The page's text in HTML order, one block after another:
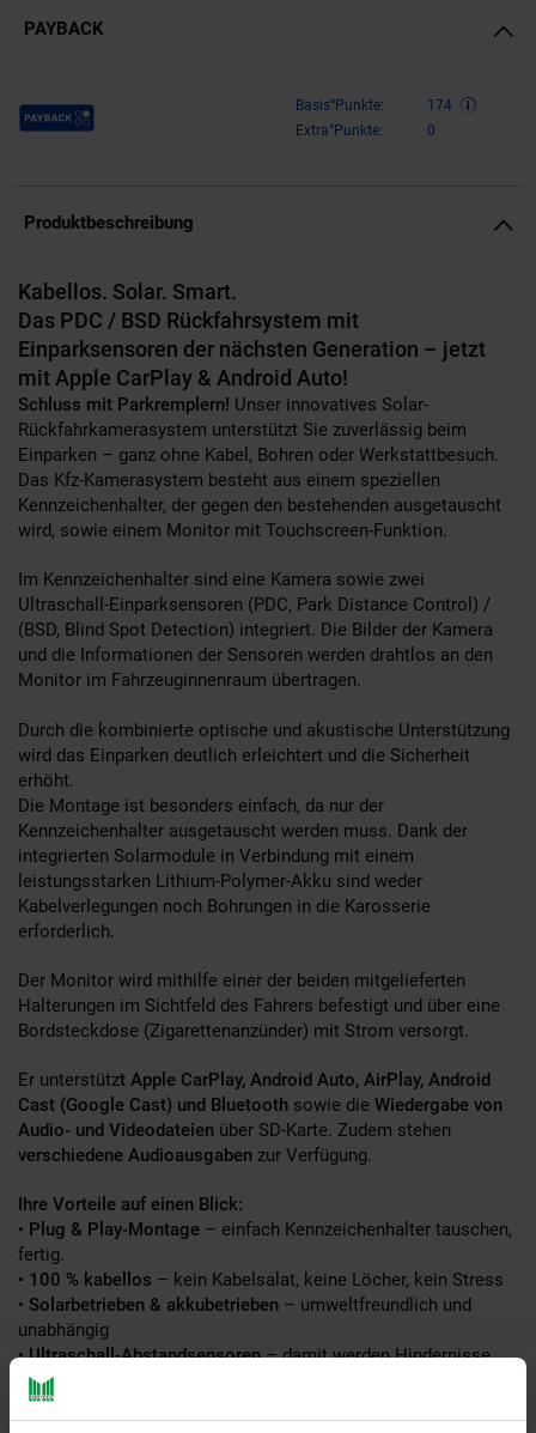
PAYBACK
Payback Punkte Basis°Punkte:
174
Extra°Punkte:
0
Produktbeschreibung
Kabellos. Solar. Smart.
Das PDC / BSD Rückfahrsystem mit
Einparksensoren der nächsten Generation – jetzt
mit Apple CarPlay & Android Auto!
Schluss mit Parkremplern! Unser innovatives Solar-
Rückfahrkamerasystem unterstützt Sie zuverlässig beim
Einparken – ganz ohne Kabel, Bohren oder Werkstattbesuch.
Das Kfz-Kamerasystem besteht aus einem speziellen
Kennzeichenhalter, der gegen den bestehenden ausgetauscht
wird, sowie einem Monitor mit Touchscreen-Funktion.
Im Kennzeichenhalter sind eine Kamera sowie zwei
Ultraschall-Einparksensoren (PDC, Park Distance Control) /
(BSD, Blind Spot Detection) integriert. Die Bilder der Kamera
und die Informationen der Sensoren werden drahtlos an den
Monitor im Fahrzeuginnenraum übertragen.
Durch die kombinierte optische und akustische Unterstützung
wird das Einparken deutlich erleichtert und die Sicherheit
erhöht.
Die Montage ist besonders einfach, da nur der
Kennzeichenhalter ausgetauscht werden muss. Dank der
integrierten Solarmodule in Verbindung mit einem
leistungsstarken Lithium-Polymer-Akku sind weder
Kabelverlegungen noch Bohrungen in die Karosserie
erforderlich.
Der Monitor wird mithilfe einer der beiden mitgelieferten
Halterungen im Sichtfeld des Fahrers befestigt und über eine
Bordsteckdose (Zigarettenanzünder) mit Strom versorgt.
Er unterstützt Apple CarPlay, Android Auto, AirPlay, Android
Cast (Google Cast) und Bluetooth sowie die Wiedergabe von
Audio- und Videodateien über SD-Karte. Zudem stehen
verschiedene Audioausgaben zur Verfügung.
Ihre Vorteile auf einen Blick:
• Plug & Play-Montage – einfach Kennzeichenhalter tauschen,
fertig.
• 100 % kabellos – kein Kabelsalat, keine Löcher, kein Stress
• Solarbetrieben & akkubetrieben – umweltfreundlich und
unabhängig
•Ultraschall-Abstandsensoren– damit werden Hindernisse
akustisch gemeldet – auch bei Dunkelheit.
CarPlay & Android Auto kompatibel